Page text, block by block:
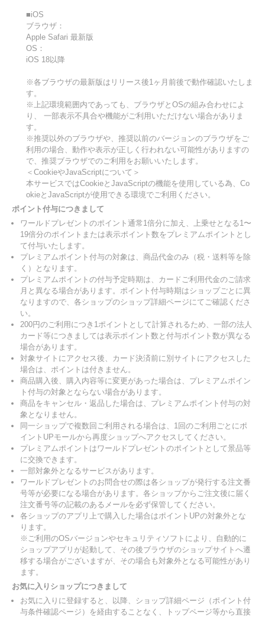
■iOS
ブラウザ：
Apple Safari 最新版
OS：
iOS 18以降
※各ブラウザの最新版はリリース後1ヶ月前後で動作確認いたしま
す。
※上記環境範囲内であっても、ブラウザとOSの組み合わせによ
り、 一部表示不具合や機能がご利用いただけない場合がありま
す。
※推奨以外のブラウザや、推奨以前のバージョンのブラウザをご
利用の場合、動作や表示が正しく行われない可能性がありますの
で、推奨ブラウザでのご利用をお願いいたします。
＜CookieやJavaScriptについて＞
本サービスではCookieとJavaScriptの機能を使用している為、Co
okieとJavaScriptが使用できる環境でご利用ください。
ポイント付与につきまして
ワールドプレゼントのポイント通常1倍分に加え、上乗せとなる1〜
19倍分のポイントまたは表示ポイント数をプレミアムポイントとし
て付与いたします。
プレミアムポイント付与の対象は、商品代金のみ（税・送料等を除
く）となります。
プレミアムポイントの付与予定時期は、カードご利用代金のご請求
月と異なる場合があります。ポイント付与時期はショップごとに異
なりますので、各ショップのショップ詳細ページにてご確認くださ
い。
200円のご利用につき1ポイントとして計算されるため、一部の法人
カード等につきましては表示ポイント数と付与ポイント数が異なる
場合があります。
対象サイトにアクセス後、カード決済前に別サイトにアクセスした
場合は、ポイントは付きません。
商品購入後、購入内容等に変更があった場合は、プレミアムポイン
ト付与の対象とならない場合があります。
商品をキャンセル・返品した場合は、プレミアムポイント付与の対
象となりません。
同一ショップで複数回ご利用される場合は、1回のご利用ごとにポ
イントUPモールから再度ショップへアクセスしてください。
プレミアムポイントはワールドプレゼントのポイントとして景品等
に交換できます。
一部対象外となるサービスがあります。
ワールドプレゼントのお問合せの際は各ショップが発行する注文番
号等が必要になる場合があります。各ショップからご注文後に届く
注文番号等の記載のあるメールを必ず保管してください。
各ショップのアプリ上で購入した場合はポイントUPの対象外とな
ります。
※ご利用のOSバージョンやセキュリティソフトにより、自動的に
ショップアプリが起動して、その後ブラウザのショップサイトへ遷
移する場合がございますが、その場合も対象外となる可能性があり
ます。
お気に入りショップにつきまして
お気に入りに登録すると、以降、ショップ詳細ページ（ポイント付
与条件確認ページ）を経由することなく、トップページ等から直接